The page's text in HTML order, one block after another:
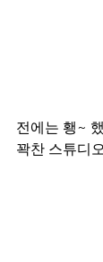
전에는 횅~
꽉찬 스튜디